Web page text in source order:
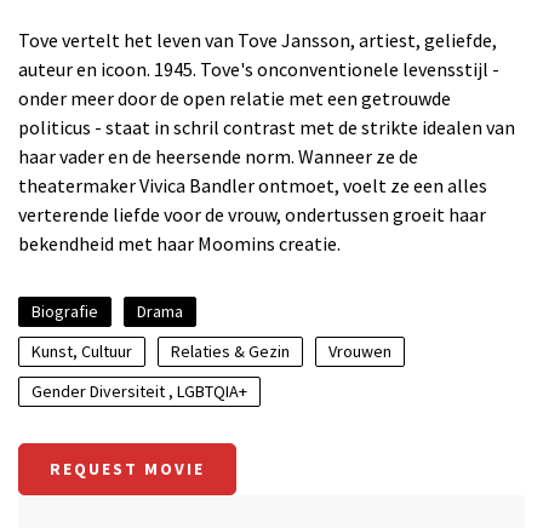
Tove vertelt het leven van Tove Jansson, artiest, geliefde,
auteur en icoon. 1945. Tove's onconventionele levensstijl -
onder meer door de open relatie met een getrouwde
politicus - staat in schril contrast met de strikte idealen van
haar vader en de heersende norm. Wanneer ze de
theatermaker Vivica Bandler ontmoet, voelt ze een alles
verterende liefde voor de vrouw, ondertussen groeit haar
bekendheid met haar Moomins creatie.
Biografie
Drama
Kunst, Cultuur
Relaties & Gezin
Vrouwen
Gender Diversiteit , LGBTQIA+
REQUEST MOVIE